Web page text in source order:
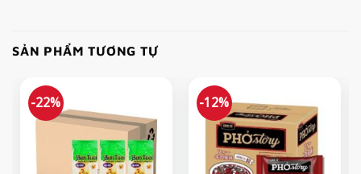
SẢN PHẨM TƯƠNG TỰ
-22% -12%